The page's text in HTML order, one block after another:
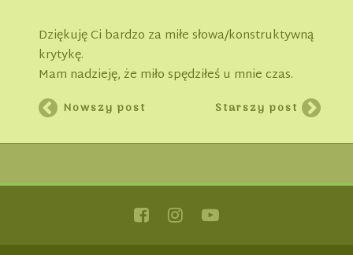
Dziękuję Ci bardzo za miłe słowa/konstruktywną
krytykę.
Mam nadzieję, że miło spędziłeś u mnie czas.
Nowszy post Starszy post